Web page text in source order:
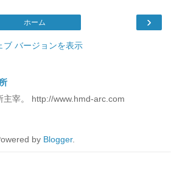
›
ホーム
ブ バージョンを表示
主宰。 http://www.hmd-arc.com
by Blogger.